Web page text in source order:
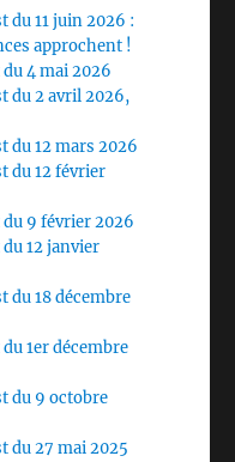
du 11 juin 2026 :
approchent !
4 mai 2026
du 2 avril 2026,
du 12 mars 2026
du 12 février
9 février 2026
12 janvier
du 18 décembre
1er décembre
du 9 octobre
du 27 mai 2025